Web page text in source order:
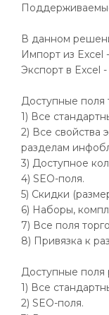
В данном
Импорт из
Экспорт в Excel
Доступные поля
1) Все
2) Все свойства
разделам
3) Доступное
4) SEO-поля.
5) Скидки
6) Наборы,
7) Все поля
8) Привязка к
Доступные поля
1) Все
2) SEO-поля.